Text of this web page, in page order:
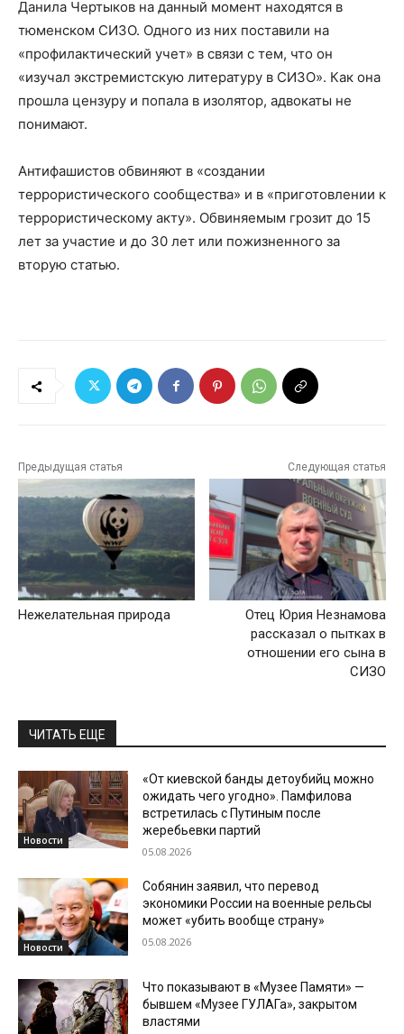
Данила Чертыков на данный момент находятся в
тюменском СИЗО. Одного из них поставили на
«профилактический учет» в связи с тем, что он
«изучал экстремистскую литературу в СИЗО». Как она
прошла цензуру и попала в изолятор, адвокаты не
понимают.
Антифашистов обвиняют в «создании
террористического сообщества» и в «приготовлении к
террористическому акту». Обвиняемым грозит до 15
лет за участие и до 30 лет или пожизненного за
вторую статью.
Предыдущая статья
Нежелательная природа
Следующая статья
Отец Юрия Незнамова
рассказал о пытках в
отношении его сына в
СИЗО
ЧИТАТЬ ЕЩЕ
Новости
«От киевской банды детоубийц можно
ожидать чего угодно». Памфилова
встретилась с Путиным после
жеребьевки партий
05.08.2026
Новости
Собянин заявил, что перевод
экономики России на военные рельсы
может «убить вообще страну»
05.08.2026
Что показывают в «Музее Памяти» —
бывшем «Музее ГУЛАГа», закрытом
властями